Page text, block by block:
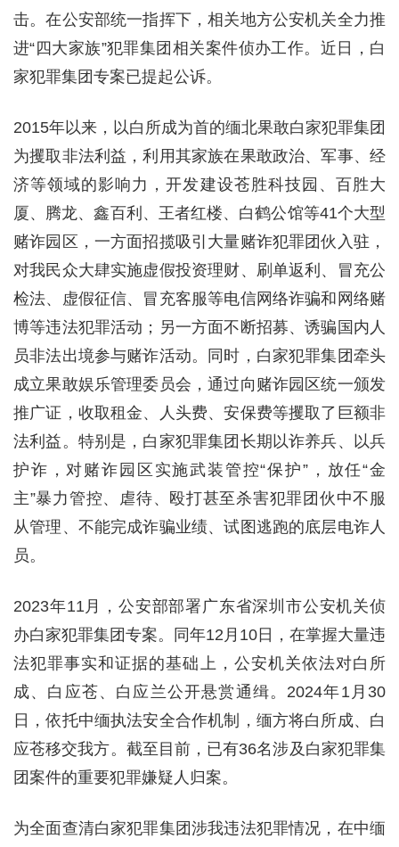
击。在公安部统一指挥下，相关地方公安机关全力推
进“四大家族”犯罪集团相关案件侦办工作。近日，白
家犯罪集团专案已提起公诉。
2015年以来，以白所成为首的缅北果敢白家犯罪集团
为攫取非法利益，利用其家族在果敢政治、军事、经
济等领域的影响力，开发建设苍胜科技园、百胜大
厦、腾龙、鑫百利、王者红楼、白鹤公馆等41个大型
赌诈园区，一方面招揽吸引大量赌诈犯罪团伙入驻，
对我民众大肆实施虚假投资理财、刷单返利、冒充公
检法、虚假征信、冒充客服等电信网络诈骗和网络赌
博等违法犯罪活动；另一方面不断招募、诱骗国内人
员非法出境参与赌诈活动。同时，白家犯罪集团牵头
成立果敢娱乐管理委员会，通过向赌诈园区统一颁发
推广证，收取租金、人头费、安保费等攫取了巨额非
法利益。特别是，白家犯罪集团长期以诈养兵、以兵
护诈，对赌诈园区实施武装管控“保护”，放任“金
主”暴力管控、虐待、殴打甚至杀害犯罪团伙中不服
从管理、不能完成诈骗业绩、试图逃跑的底层电诈人
员。
2023年11月，公安部部署广东省深圳市公安机关侦
办白家犯罪集团专案。同年12月10日，在掌握大量违
法犯罪事实和证据的基础上，公安机关依法对白所
成、白应苍、白应兰公开悬赏通缉。2024年1月30
日，依托中缅执法安全合作机制，缅方将白所成、白
应苍移交我方。截至目前，已有36名涉及白家犯罪集
团案件的重要犯罪嫌疑人归案。
为全面查清白家犯罪集团涉我违法犯罪情况，在中缅